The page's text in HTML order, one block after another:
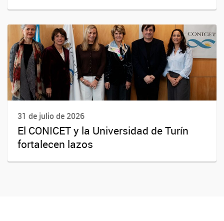
31 de julio de 2026
El CONICET y la Universidad de Turín
fortalecen lazos